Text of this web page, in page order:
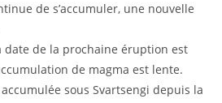
de s’accumuler, une nouvelle
date de la prochaine éruption est
de magma est lente.
sous Svartsengi depuis la